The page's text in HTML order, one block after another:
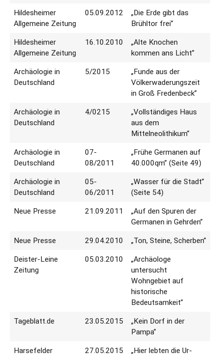
Hildesheimer
Allgemeine Zeitung
05.09.2012
„Die Erde gibt das
Brühltor frei”
Hildesheimer
Allgemeine Zeitung
16.10.2010
„Alte Knochen
kommen ans Licht”
Archäologie in
Deutschland
5/2015
„Funde aus der
Völkerwaderungszeit
in Groß Fredenbeck”
Archäologie in
Deutschland
4/0215
„Vollständiges Haus
aus dem
Mittelneolithikum”
Archäologie in
Deutschland
07-
08/2011
„Frühe Germanen auf
40.000qm” (Seite 49)
Archäologie in
Deutschland
05-
06/2011
„Wasser für die Stadt”
(Seite 54)
Neue Presse 21.09.2011
„Auf den Spuren der
Germanen in Gehrden”
Neue Presse 29.04.2010 „Ton, Steine, Scherben”
Deister-Leine
Zeitung
05.03.2010
„Archäologe
untersucht
Wohngebiet auf
historische
Bedeutsamkeit”
Tageblatt.de 23.05.2015
„Kein Dorf in der
Pampa”
Harsefelder
27.05.2015
„Hier lebten die Ur-